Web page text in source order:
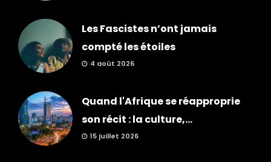
Les Fascistes n’ont jamais
compté les étoiles
4 août 2026
Quand l'Afrique se réapproprie
son récit : la culture,...
15 juillet 2026